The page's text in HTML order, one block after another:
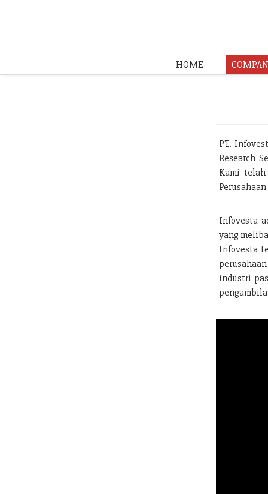
HOME
PT.
Research
Kami
Infovesta
yang
Infovesta
industri